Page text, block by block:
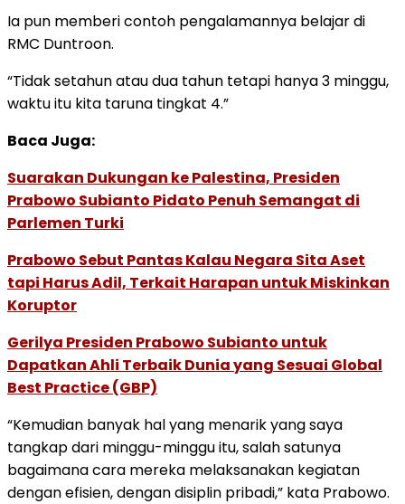
Ia pun memberi contoh pengalamannya belajar di
RMC Duntroon.
“Tidak setahun atau dua tahun tetapi hanya 3 minggu,
waktu itu kita taruna tingkat 4.”
Baca Juga:
Suarakan Dukungan ke Palestina, Presiden
Prabowo Subianto Pidato Penuh Semangat di
Parlemen Turki
Prabowo Sebut Pantas Kalau Negara Sita Aset
tapi Harus Adil, Terkait Harapan untuk Miskinkan
Koruptor
Gerilya Presiden Prabowo Subianto untuk
Dapatkan Ahli Terbaik Dunia yang Sesuai Global
Best Practice (GBP)
“Kemudian banyak hal yang menarik yang saya
tangkap dari minggu-minggu itu, salah satunya
bagaimana cara mereka melaksanakan kegiatan
dengan efisien, dengan disiplin pribadi,” kata Prabowo.